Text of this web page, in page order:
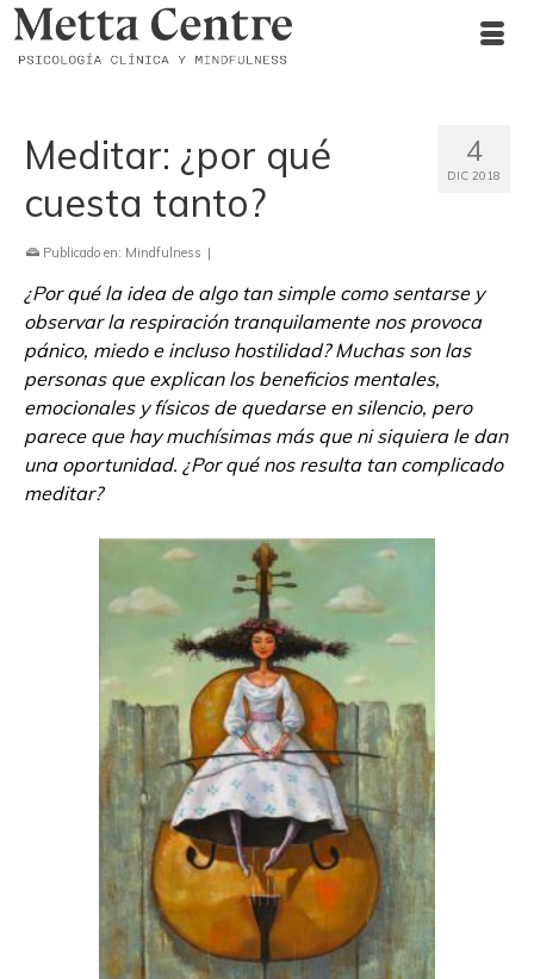
4
DIC 2018
Meditar: ¿por qué
cuesta tanto?
Publicado en: Mindfulness |
¿Por qué la idea de algo tan simple como sentarse y
observar la respiración tranquilamente nos provoca
pánico, miedo e incluso hostilidad? Muchas son las
personas que explican los beneficios mentales,
emocionales y físicos de quedarse en silencio, pero
parece que hay muchísimas más que ni siquiera le dan
una oportunidad. ¿Por qué nos resulta tan complicado
meditar?